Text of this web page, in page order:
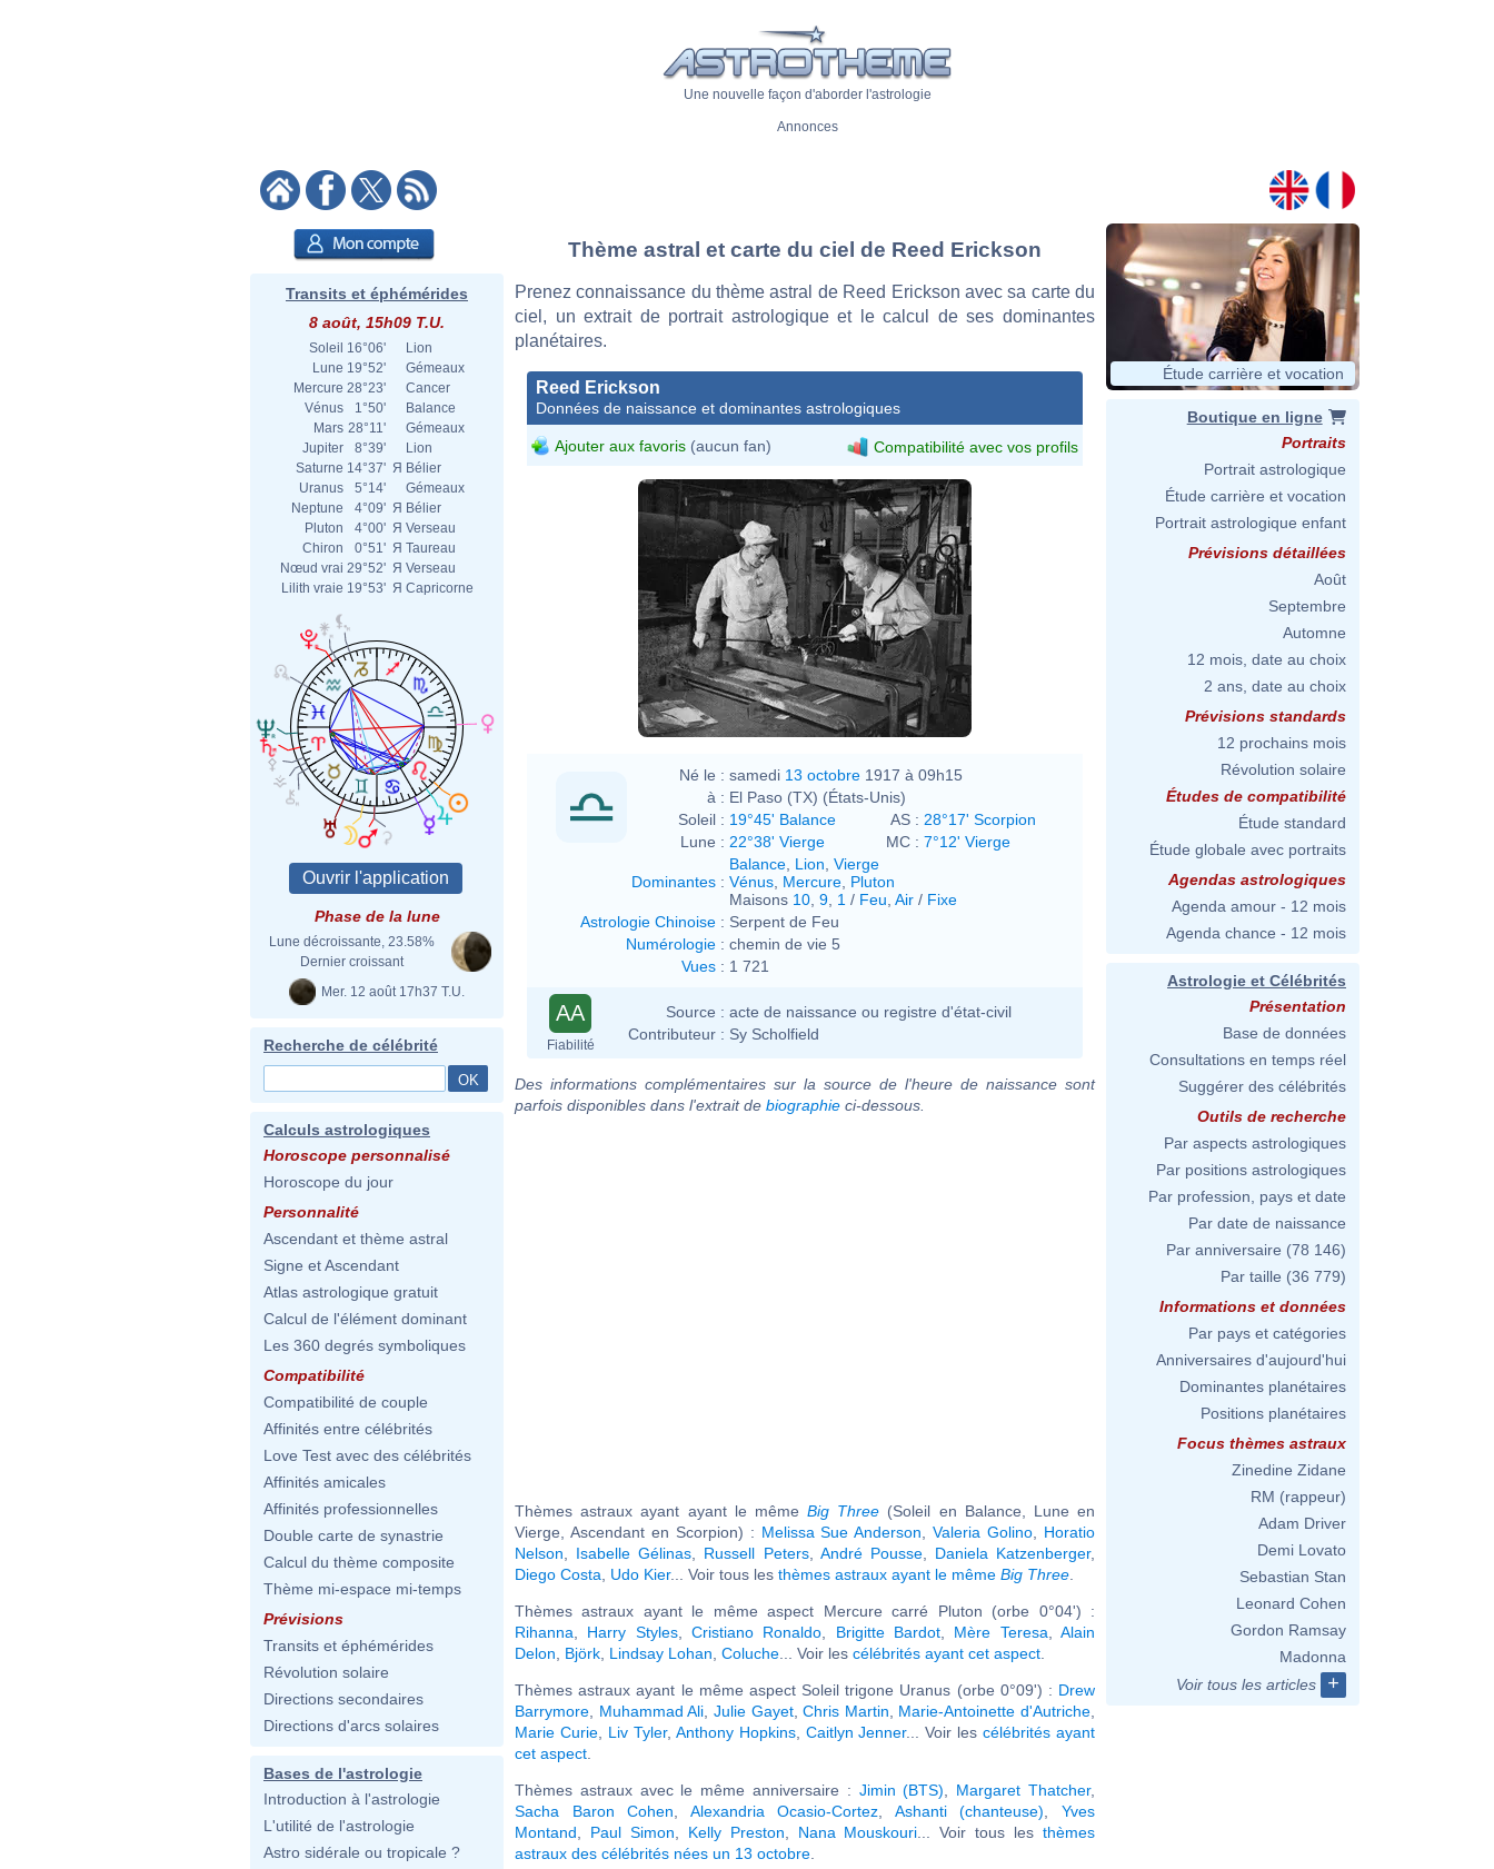
Une nouvelle façon d'aborder l'astrologie
Annonces
Transits et éphémérides
8 août, 15h09 T.U.
Soleil 16°06'
Lion
Lune 19°52'
Gémeaux
Mercure 28°23'
Cancer
Vénus
1°50'
Balance
Mars 28°11'
Gémeaux
Jupiter
8°39'
Lion
Saturne 14°37' Я Bélier
Uranus
5°14'
Gémeaux
Neptune
4°09' Я Bélier
Pluton
4°00' Я Verseau
Chiron
0°51' Я Taureau
Nœud vrai 29°52' Я Verseau
Lilith vraie 19°53' Я Capricorne
Phase de la lune
Lune décroissante, 23.58%
Dernier croissant
Mer. 12 août 17h37 T.U.
Recherche de célébrité
Calculs astrologiques
Horoscope personnalisé
Horoscope du jour
Personnalité
Ascendant et thème astral
Signe et Ascendant
Atlas astrologique gratuit
Calcul de l'élément dominant
Les 360 degrés symboliques
Compatibilité
Compatibilité de couple
Affinités entre célébrités
Love Test avec des célébrités
Affinités amicales
Affinités professionnelles
Double carte de synastrie
Calcul du thème composite
Thème mi-espace mi-temps
Prévisions
Transits et éphémérides
Révolution solaire
Directions secondaires
Directions d'arcs solaires
Bases de l'astrologie
Introduction à l'astrologie
L'utilité de l'astrologie
Astro sidérale ou tropicale ?
Thème astral et carte du ciel de Reed Erickson
Prenez connaissance du thème astral de Reed Erickson avec sa carte du
ciel, un extrait de portrait astrologique et le calcul de ses dominantes
planétaires.
Reed Erickson
Données de naissance et dominantes astrologiques
Ajouter aux favoris (aucun fan) Compatibilité avec vos profils
Né le : samedi 13 octobre 1917 à 09h15
à : El Paso (TX) (États-Unis)
Soleil : 19°45' Balance AS : 28°17' Scorpion
Lune : 22°38' Vierge MC : 7°12' Vierge
Dominantes :
Balance Lion Vierge
Vénus Mercure Pluton
Maisons 10 9 1 / Feu Air / Fixe
Astrologie Chinoise : Serpent de Feu
Numérologie : chemin de vie 5
Vues : 1 721
AA
Fiabilité
Source : acte de naissance ou registre d'état-civil
Contributeur : Sy Scholfield
Des informations complémentaires sur la source de l'heure de naissance sont
parfois disponibles dans l'extrait de biographie ci-dessous.
Thèmes astraux ayant ayant le même Big Three (Soleil en Balance, Lune en
Vierge, Ascendant en Scorpion) : Melissa Sue Anderson ,Valeria Golino
Horatio
Nelson
Isabelle Gélinas Russell Peters, André Pousse, Daniela Katzenberger,
Diego Costa
Udo Kier... Voir tous les thèmes astraux ayant le même Big Three
Thèmes astraux ayant le même aspect Mercure carré Pluton (orbe 0°04') :
Rihanna
Harry Styles,Cristiano Ronaldo Brigitte Bardot Mère Teresa ,Alain
Delon
Björk Lindsay Lohan Coluche ... Voir les célébrités ayant cet aspect
Thèmes astraux ayant le même aspect Soleil trigone Uranus (orbe 0°09') : Drew
Barrymore
Muhammad Ali Julie Gayet,Chris Martin Marie-Antoinette d'Autriche
Marie Curie, Liv Tyler, Anthony Hopkins, Caitlyn Jenner... Voir lescélébrités ayant
cet aspect
Thèmes astraux avec le même anniversaire : Jimin (BTS) Margaret Thatcher,
Sacha Baron Cohen
Alexandria Ocasio-Cortez Ashanti (chanteuse) ,Yves
Montand
Paul Simon Kelly Preston Nana Mouskouri ... Voir tous lesthèmes
astraux des célébrités nées un 13 octobre
Étude carrière et vocation
Boutique en ligne
Portraits
Portrait astrologique
Étude carrière et vocation
Portrait astrologique enfant
Prévisions détaillées
Août
Septembre
Automne
12 mois, date au choix
2 ans, date au choix
Prévisions standards
12 prochains mois
Révolution solaire
Études de compatibilité
Étude standard
Étude globale avec portraits
Agendas astrologiques
Agenda amour - 12 mois
Agenda chance - 12 mois
Astrologie et Célébrités
Présentation
Base de données
Consultations en temps réel
Suggérer des célébrités
Outils de recherche
Par aspects astrologiques
Par positions astrologiques
Par profession, pays et date
Par date de naissance
Par anniversaire (78 146)
Par taille (36 779)
Informations et données
Par pays et catégories
Anniversaires d'aujourd'hui
Dominantes planétaires
Positions planétaires
Focus thèmes astraux
Zinedine Zidane
RM (rappeur)
Adam Driver
Demi Lovato
Sebastian Stan
Leonard Cohen
Gordon Ramsay
Madonna
Voir tous les articles
+